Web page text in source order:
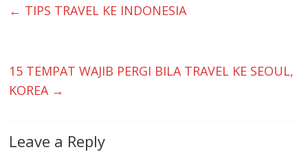
o
k
A
p
← TIPS TRAVEL KE INDONESIA
15 TEMPAT WAJIB PERGI BILA TRAVEL KE SEOUL,
KOREA →
Leave a Reply